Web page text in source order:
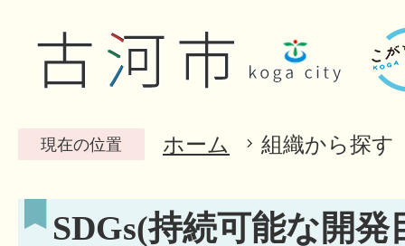
現在の位置 ホーム 組織から探す
SDGs(持続可能な開発